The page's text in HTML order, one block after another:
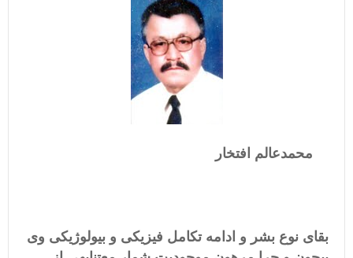
محمدعالم افتخار
بقای نوع بشر و ادامه تکامل فیزیکی و بیولوژیکی وی